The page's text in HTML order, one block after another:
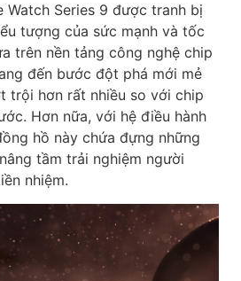
Watch Series 9 được tranh bị
tượng của sức mạnh và tốc
trên nền tảng công nghệ chip
đến bước đột phá mới mẻ
trội hơn rất nhiều so với chip
Hơn nữa, với hệ điều hành
hồ này chứa đựng những
tầm trải nghiệm người
nhiệm.